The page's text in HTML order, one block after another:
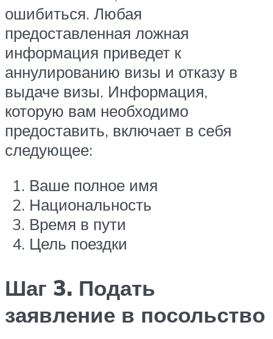
ошибиться. Любая
предоставленная ложная
информация приведет к
аннулированию визы и отказу в
выдаче визы. Информация,
которую вам необходимо
предоставить, включает в себя
следующее:
Ваше полное имя
Национальность
Время в пути
Цель поездки
Шаг 3. Подать
заявление в посольство